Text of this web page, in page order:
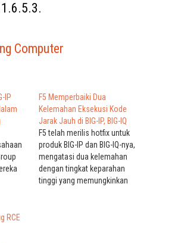
Computer
IP
IQ.
F5 Memperbaiki Dua
Kelemahan Eksekusi Kode
Jarak Jauh di BIG-IP, BIG-IQ
F5 telah merilis hotfix untuk
produk BIG-IP dan BIG-IQ-nya,
mengatasi dua kelemahan
dengan tingkat keparahan
tinggi yang memungkinkan
RCE